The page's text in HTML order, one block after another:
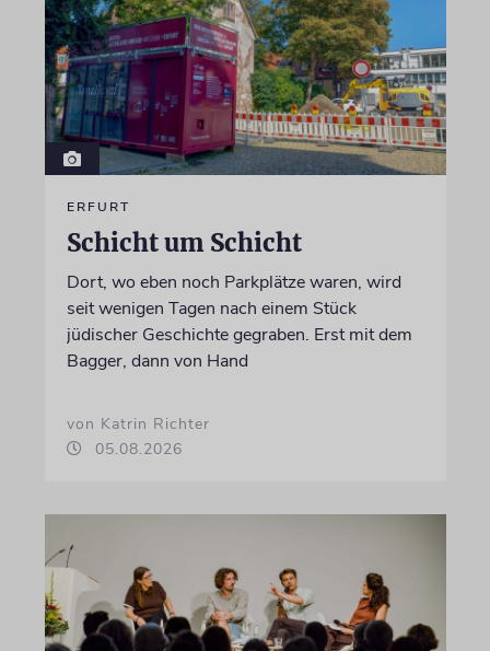
ERFURT
Schicht um Schicht
Dort, wo eben noch Parkplätze waren, wird
seit wenigen Tagen nach einem Stück
jüdischer Geschichte gegraben. Erst mit dem
Bagger, dann von Hand
von Katrin Richter
05.08.2026